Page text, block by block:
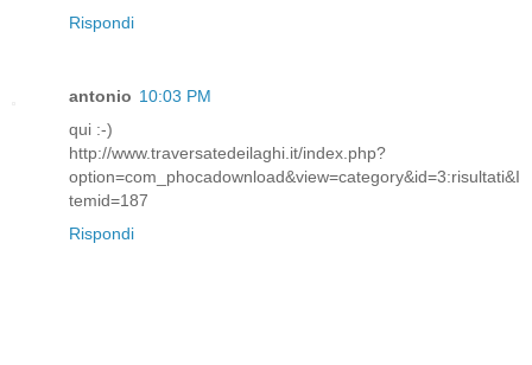
Rispondi
antonio 10:03 PM
qui :-)
http://www.traversatedeilaghi.it/index.php?
option=com_phocadownload&view=category&id=3:risultati&I
temid=187
Rispondi